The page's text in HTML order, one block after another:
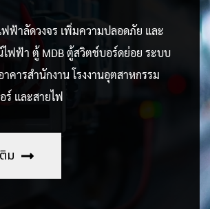
ฟฟ้าลัดวงจร เพิ่มความปลอดภัย และ
ฟฟ้า ตู้ MDB ตู้สวิตช์บอร์ดย่อย ระบบ
คารสำนักงาน โรงงานอุตสาหกรรม
ร์ และสายไฟ
ม